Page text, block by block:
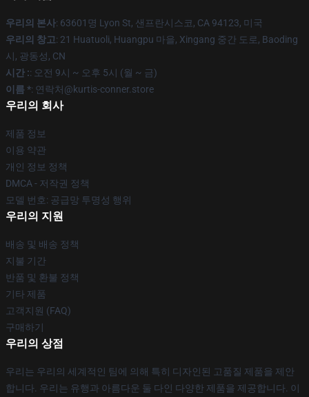
우리의 본사: 63601명 Lyon St, 샌프란시스코, CA 94123, 미국
우리의 창고: 21 Huatuoli, Huangpu 마을, Xingang 중간 도로, Baoding
시, 광동성, CN
시간 :: 오전 9시 ~ 오후 5시 (월 ~ 금)
이름 *: 연락처@kurtis-conner.store
우리의 회사
제품 정보
이용 약관
개인 정보 정책
DMCA - 저작권 정책
모델 번호: 공급망 투명성 행위
우리의 지원
배송 및 배송 정책
지불 기간
반품 및 환불 정책
기타 제품
고객지원 (FAQ)
구매하기
우리의 상점
우리는 우리의 세계적인 팀에 의해 특히 디자인된 고품질 제품을 제안
합니다. 우리는 유행과 아름다운 둘 다인 다양한 제품을 제공합니다. 이